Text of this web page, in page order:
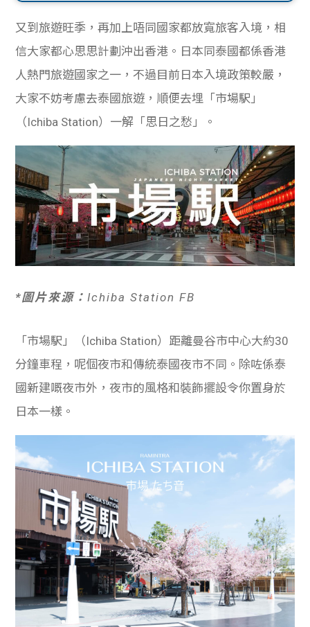
貸款
計數
機
理財
Gui
de
貸款
101
又到旅遊旺季，再加上唔同國家都放寬旅客入境，相
信大家都心思思計劃沖出香港。日本同泰國都係香港
人熱門旅遊國家之一，不過目前日本入境政策較嚴，
大家不妨考慮去泰國旅遊，順便去埋「市場駅」
（Ichiba Station）一解「思日之愁」。
*圖片來源：Ichiba Station FB
「市場駅」（Ichiba Station）距離曼谷市中心大約30
分鐘車程，呢個夜市和傳統泰國夜市不同。除咗係泰
國新建嘅夜市外，夜市的風格和裝飾擺設令你置身於
日本一樣。